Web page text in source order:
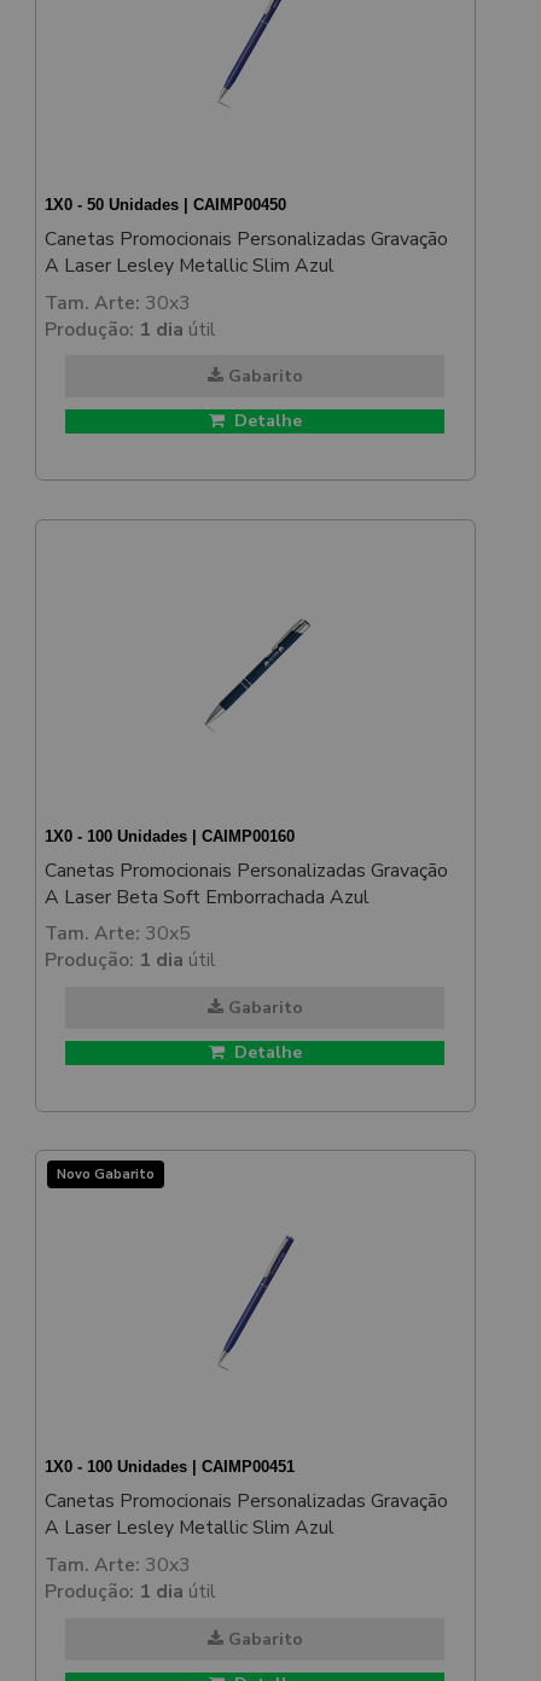
1X0 - 50 Unidades | CAIMP00450
Canetas Promocionais Personalizadas Gravação
A Laser Lesley Metallic Slim Azul
Tam. Arte: 30x3
Produção: 1 dia útil
Gabarito
Detalhe
1X0 - 100 Unidades | CAIMP00160
Canetas Promocionais Personalizadas Gravação
A Laser Beta Soft Emborrachada Azul
Tam. Arte: 30x5
Produção: 1 dia útil
Gabarito
Detalhe
Novo Gabarito
1X0 - 100 Unidades | CAIMP00451
Canetas Promocionais Personalizadas Gravação
A Laser Lesley Metallic Slim Azul
Tam. Arte: 30x3
Produção: 1 dia útil
Gabarito